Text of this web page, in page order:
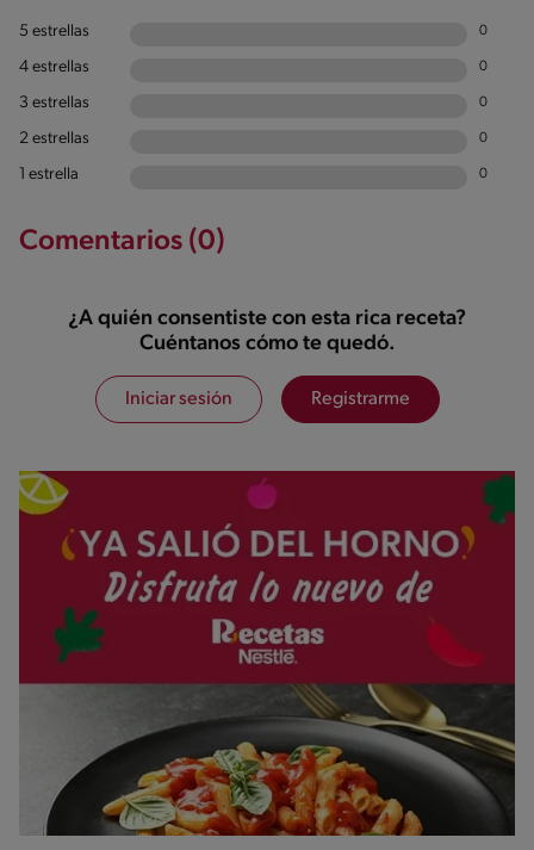
5 estrellas 0
4 estrellas 0
3 estrellas 0
2 estrellas 0
1 estrella 0
Comentarios (0)
¿A quién consentiste con esta rica receta?
Cuéntanos cómo te quedó.
Iniciar sesión Registrarme